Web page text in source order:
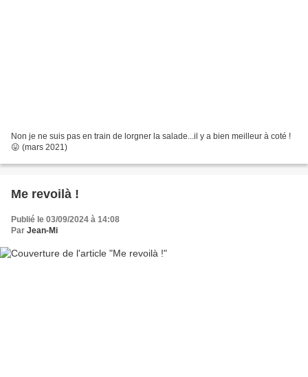
Non je ne suis pas en train de lorgner la salade...il y a bien meilleur à coté !
😛 (mars 2021)
Me revoilà !
Publié le 03/09/2024 à 14:08
Par Jean-Mi